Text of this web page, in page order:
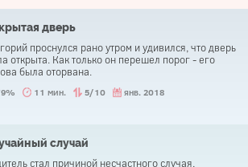
дверь
проснулся рано утром и удивился, что дверь
открыта. Как только он перешел порог - его
была оторвана.
11 мин. 5/10 янв. 2018
случай
стал причиной несчастного случая,